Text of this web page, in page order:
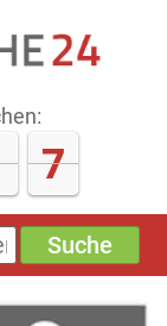
1
Suche